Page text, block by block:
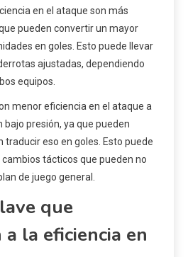
en el ataque son más
pueden convertir un mayor
en goles. Esto puede llevar
ajustadas, dependiendo
equipos.
menor eficiencia en el ataque a
presión, ya que pueden
traducir eso en goles. Esto puede
cambios tácticos que pueden no
de juego general.
que
la eficiencia en